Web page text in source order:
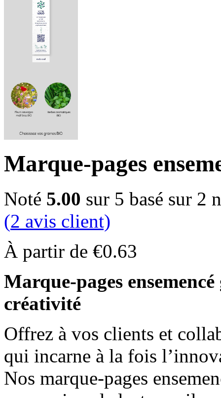
Marque-pages
Noté 5.00 sur 5 basé sur 2
(2 avis client)
À partir de €0.63
Marque-pages
créativité
Offrez à vos clients et
qui incarne à la fois
Nos marque-pages